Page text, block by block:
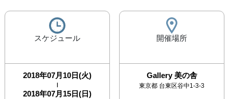
スケジュール
2018年07月10日(火)
|
2018年07月15日(日)
開催場所
Gallery 美の舎
東京都 台東区谷中1-3-3